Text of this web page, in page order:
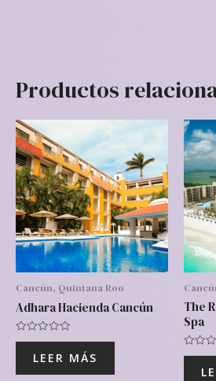
Productos
Cancún, Quintana Roo
Adhara Hacienda Cancún
Valorado
LEER MÁS
The
Spa